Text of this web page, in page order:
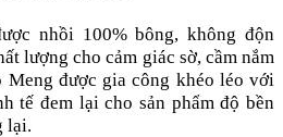
nhồi 100% bông, không độn
lượng cho cảm giác sờ, cầm nắm
được gia công khéo léo với
tế đem lại cho sản phẩm độ bền
lại.